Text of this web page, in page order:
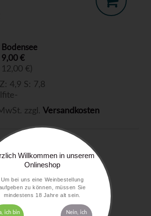
Bodensee
9,00 €
€)
4,9 S: 7,8
zzgl. Versandkosten
Willkommen in unserem
Onlineshop
Um bei uns eine Weinbestellung
zu können, müssen Sie
mindestens 18 Jahre alt sein.
ich bin Nein, ich